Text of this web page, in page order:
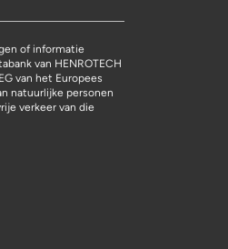
of informatie
van HENROTECH
van het Europees
natuurlijke personen
verkeer van die